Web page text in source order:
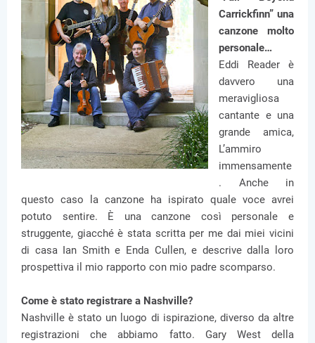
Carrickfinn” una
canzone molto
personale…
Eddi Reader è
davvero una
meravigliosa
cantante e una
grande amica,
L’ammiro
immensamente
. Anche in
questo caso la canzone ha ispirato quale voce avrei
potuto sentire. È una canzone così personale e
struggente, giacché è stata scritta per me dai miei vicini
di casa Ian Smith e Enda Cullen, e descrive dalla loro
prospettiva il mio rapporto con mio padre scomparso.
Come è stato registrare a Nashville?
Nashville è stato un luogo di ispirazione, diverso da altre
registrazioni che abbiamo fatto. Gary West della